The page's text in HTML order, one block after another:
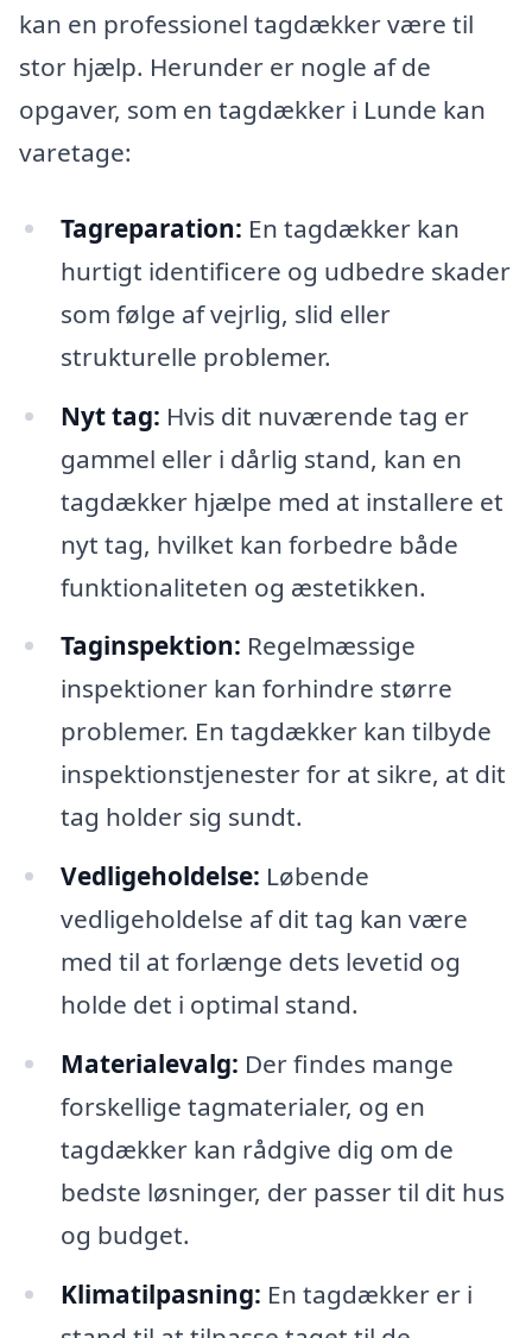
kan en professionel tagdækker være til
stor hjælp. Herunder er nogle af de
opgaver, som en tagdækker i Lunde kan
varetage:
Tagreparation: En tagdækker kan
hurtigt identificere og udbedre skader
som følge af vejrlig, slid eller
strukturelle problemer.
Nyt tag: Hvis dit nuværende tag er
gammel eller i dårlig stand, kan en
tagdækker hjælpe med at installere et
nyt tag, hvilket kan forbedre både
funktionaliteten og æstetikken.
Taginspektion: Regelmæssige
inspektioner kan forhindre større
problemer. En tagdækker kan tilbyde
inspektionstjenester for at sikre, at dit
tag holder sig sundt.
Vedligeholdelse: Løbende
vedligeholdelse af dit tag kan være
med til at forlænge dets levetid og
holde det i optimal stand.
Materialevalg: Der findes mange
forskellige tagmaterialer, og en
tagdækker kan rådgive dig om de
bedste løsninger, der passer til dit hus
og budget.
Klimatilpasning: En tagdækker er i